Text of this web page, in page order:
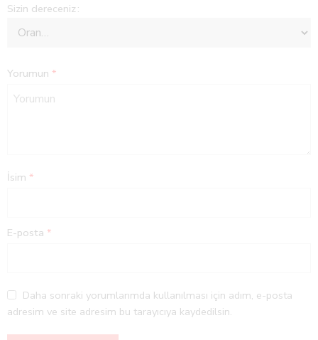
Sizin dereceniz
Yorumun *
İsim *
E-posta *
Daha sonraki yorumlarımda kullanılması için adım, e-posta
adresim ve site adresim bu tarayıcıya kaydedilsin.